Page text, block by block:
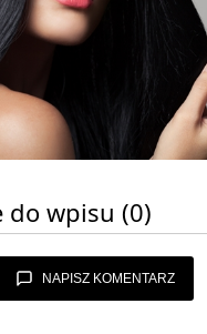
do wpisu (0)
NAPISZ KOMENTARZ